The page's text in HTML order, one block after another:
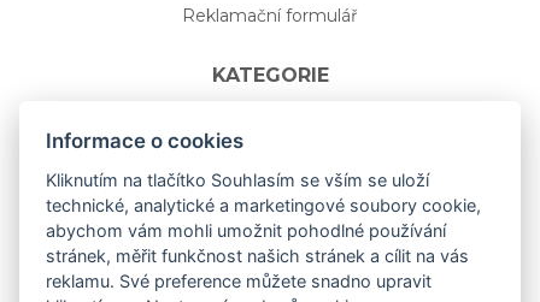
Reklamační formulář
KATEGORIE
Nápojové sklo
Bydlení
Dárkový poukaz na míru
Mystery box
Kolekce
Informace o cookies
Kliknutím na tlačítko Souhlasím se vším se uloží
technické, analytické a marketingové soubory cookie,
abychom vám mohli umožnit pohodlné používání
stránek, měřit funkčnost našich stránek a cílit na vás
reklamu. Své preference můžete snadno upravit